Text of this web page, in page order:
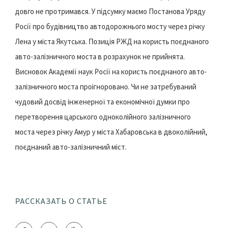
довго не протримався. У підсумку маємо Постанова Уряду
Росії про будівництво автодорожнього мосту через річку
Лена у міста Якутська. Позиція РЖД на користь поєднаного
авто-залізничного моста в розрахунок не прийнята.
Висновок Академії наук Росії на користь поєднаного авто-
залізничного моста проігноровано. Чи не затребуваний
чудовий досвід інженерної та економічної думки про
перетворення царського одноколійного залізничного
моста через річку Амур у міста Хабаровська в двоколійний,
поєднаний авто-залізничний міст.
РАССКАЗАТЬ О СТАТЬЕ